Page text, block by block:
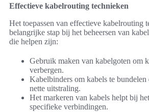
Effectieve kabelrouting technieken
Het toepassen van effectieve kabelrouting
belangrijke stap bij het beheersen van
die helpen zijn:
Gebruik maken van kabelgoten om
verbergen.
Kabelbinders om kabels te bundelen
nette uitstraling.
Het markeren van kabels helpt bij
specifieke verbindingen.